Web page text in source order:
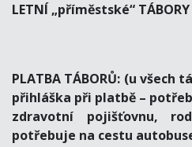
LETNÍ „příměstské“
PLATBA TÁBORŮ: (u
přihláška při platbě –
zdravotní pojišťovnu,
potřebuje na cestu